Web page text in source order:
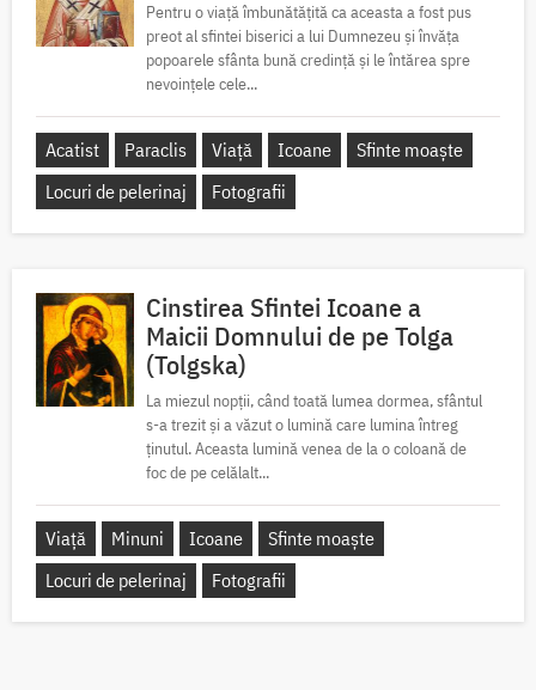
Pentru o viață îmbunătățită ca aceasta a fost pus
preot al sfintei biserici a lui Dumnezeu și învăța
popoarele sfânta bună credință și le întărea spre
nevoințele cele...
Acatist Paraclis Viață Icoane
Sfinte moaște
Locuri de pelerinaj
Fotografii
Cinstirea Sfintei Icoane a
Maicii Domnului de pe Tolga
(Tolgska)
La miezul nopții, când toată lumea dormea, sfântul
s-a trezit și a văzut o lumină care lumina întreg
ținutul. Aceasta lumină venea de la o coloană de
foc de pe celălalt...
Viață Minuni Icoane
Sfinte moaște
Locuri de pelerinaj
Fotografii